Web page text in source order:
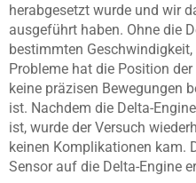
herabgesetzt wurde und wir
ausgeführt haben. Ohne die
bestimmten
Probleme hat die Position
keine präzisen Bewegungen
ist. Nachdem die Delta-
ist, wurde der Versuch
keinen Komplikationen kam.
Sensor auf die Delta-Engine